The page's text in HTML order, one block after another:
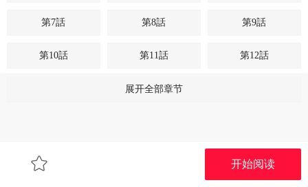
第7話 第8話 第9話
第10話 第11話 第12話
第14話
第19話
开始阅读
展开全部章节